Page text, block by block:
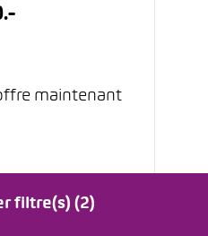
filtre(s) (2)
maintenant